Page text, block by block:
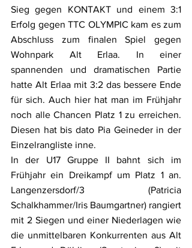
Sieg gegen KONTAKT und einem 3:1
Erfolg gegen TTC OLYMPIC kam es zum
Abschluss zum finalen Spiel gegen
Wohnpark Alt Erlaa. In einer
spannenden und dramatischen Partie
hatte Alt Erlaa mit 3:2 das bessere Ende
für sich. Auch hier hat man im Frühjahr
noch alle Chancen Platz 1 zu erreichen.
Diesen hat bis dato Pia Geineder in der
Einzelrangliste inne.
In der U17 Gruppe II bahnt sich im
Frühjahr ein Dreikampf um Platz 1 an.
Langenzersdorf/3 (Patricia
Schalkhammer/Iris Baumgartner) rangiert
mit 2 Siegen und einer Niederlagen wie
die unmittelbaren Konkurrenten aus Alt